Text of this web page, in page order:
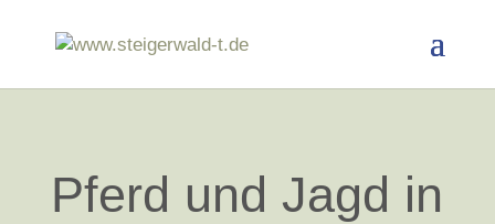
Pferd und Jagd in